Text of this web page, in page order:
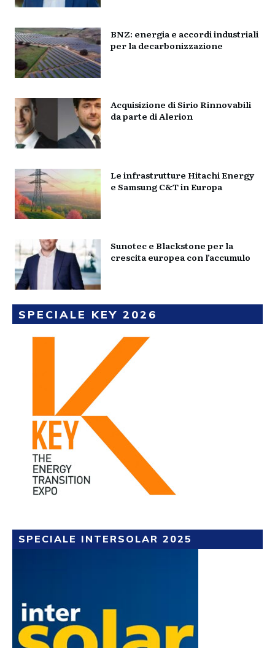
BNZ: energia e accordi industriali
per la decarbonizzazione
Acquisizione di Sirio Rinnovabili
da parte di Alerion
Le infrastrutture Hitachi Energy
e Samsung C&T in Europa
Sunotec e Blackstone per la
crescita europea con l’accumulo
SPECIALE KEY 2026
SPECIALE INTERSOLAR 2025